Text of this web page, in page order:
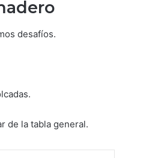
desafíos.
de la tabla general.